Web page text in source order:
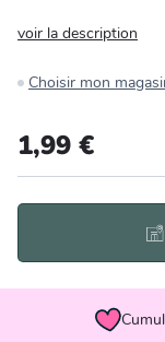
Bricolage
Jardin et
voir la description
Choisir mon
1,99 €